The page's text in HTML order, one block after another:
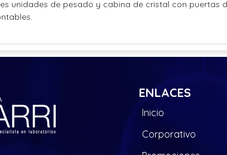
unidades de pesado y cabina de cristal con puertas
ENLACES
Inicio
Corporativo